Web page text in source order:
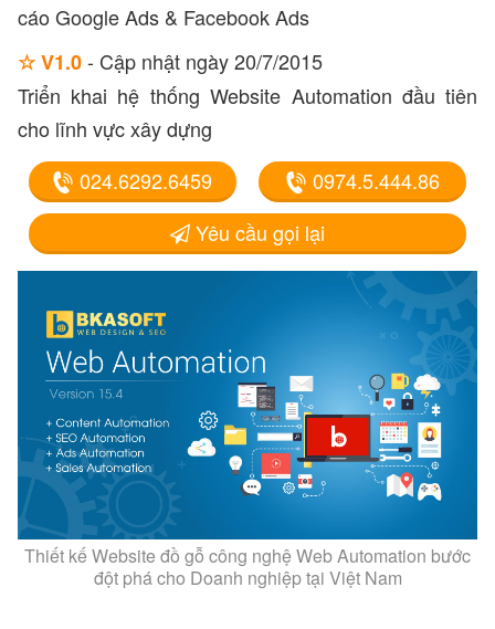
cáo Google Ads & Facebook Ads
☆ V1.0- Cập nhật ngày 20/7/2015
Triển khai hệ thống Website Automation đầu tiên
cho lĩnh vực xây dựng
024.6292.6459
0974.5.444.86
Yêu cầu gọi lại
Thiết kế Website đồ gỗ công nghệ Web Automation bước
đột phá cho Doanh nghiệp tại Việt Nam